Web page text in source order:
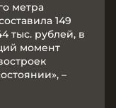
метра
149
тыс. рублей, в
момент
–